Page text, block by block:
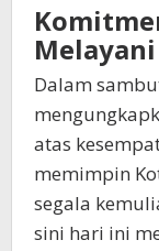
Melayani
Dalam
atas
memimpin
segala
sini hari ini